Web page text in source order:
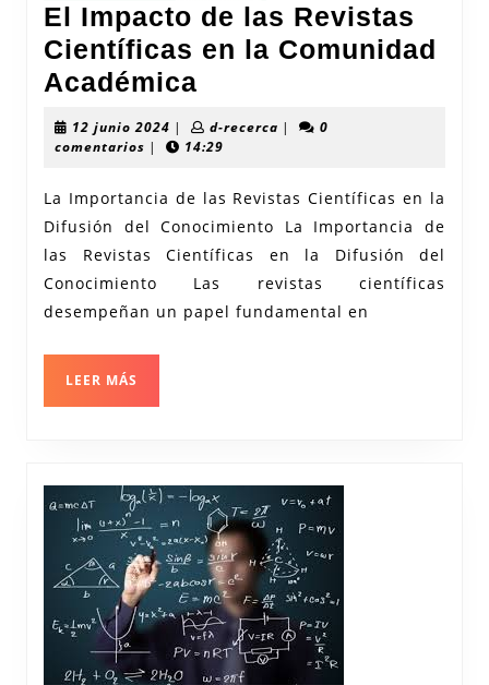
El Impacto de las Revistas
Científicas en la Comunidad
Académica
Impacto
de
Revistas
Científicas
en
la
12 junio 2024 12
junio
| d-recercad-|
0
comentarios | 14:29
La Importancia de las Revistas Científicas en la
Difusión del Conocimiento La Importancia de
las Revistas Científicas en la Difusión del
Conocimiento Las revistas científicas
desempeñan un papel fundamental en
LEER MÁS